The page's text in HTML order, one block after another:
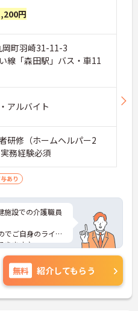
円
岡町羽崎31-11-3
線「森田駅」バス・車11
アルバイト
研修（ホームヘルパー2
務経験必須
あり
施設での介護職員
でご自身のライフ
きます♪
事なのでプライ
にもおすすめの
イントなど、さら
気軽にご相談くだ
無料 紹介してもらう